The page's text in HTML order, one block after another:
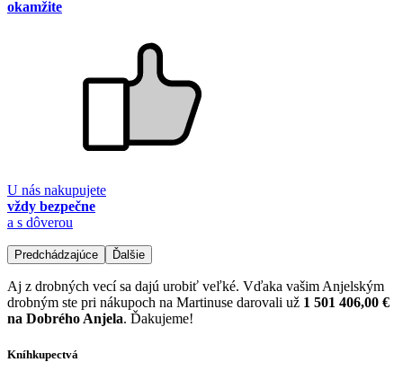
okamžite
U nás nakupujete
vždy bezpečne
a s dôverou
Predchádzajúce Ďalšie
Aj z drobných vecí sa dajú urobiť veľké. Vďaka vašim Anjelským
drobným ste pri nákupoch na Martinuse darovali už 1 501 406,00 €
na Dobrého Anjela. Ďakujeme!
Kníhkupectvá